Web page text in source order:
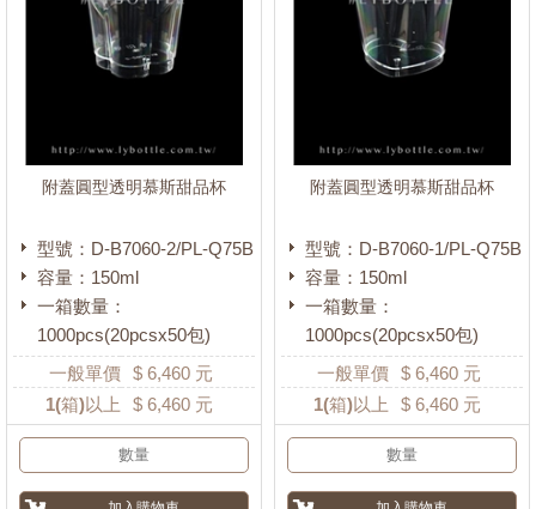
附蓋圓型透明慕斯甜品杯
型號：D-B7060-2/PL-Q75B
容量：150ml
一箱數量：
1000pcs(20pcsx50包)
一般單價 $ 6,460 元
1(箱)以上 $ 6,460 元
附蓋圓型透明慕斯甜品杯
型號：D-B7060-1/PL-Q75B
容量：150ml
一箱數量：
1000pcs(20pcsx50包)
一般單價 $ 6,460 元
1(箱)以上 $ 6,460 元